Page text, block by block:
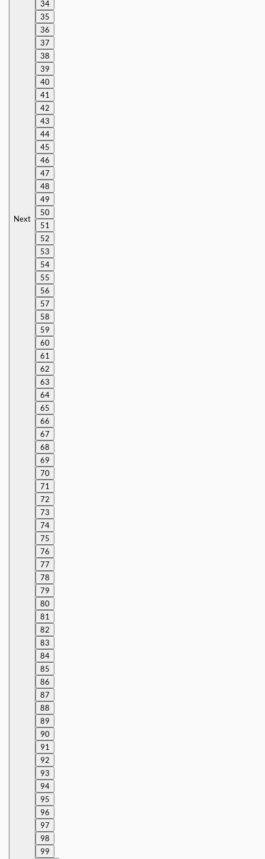
Next
34
35
36
37
38
39
40
41
42
43
44
45
46
47
48
49
50
51
52
53
54
55
56
57
58
59
60
61
62
63
64
65
66
67
68
69
70
71
72
73
74
75
76
77
78
79
80
81
82
83
84
85
86
87
88
89
90
91
92
93
94
95
96
97
98
99